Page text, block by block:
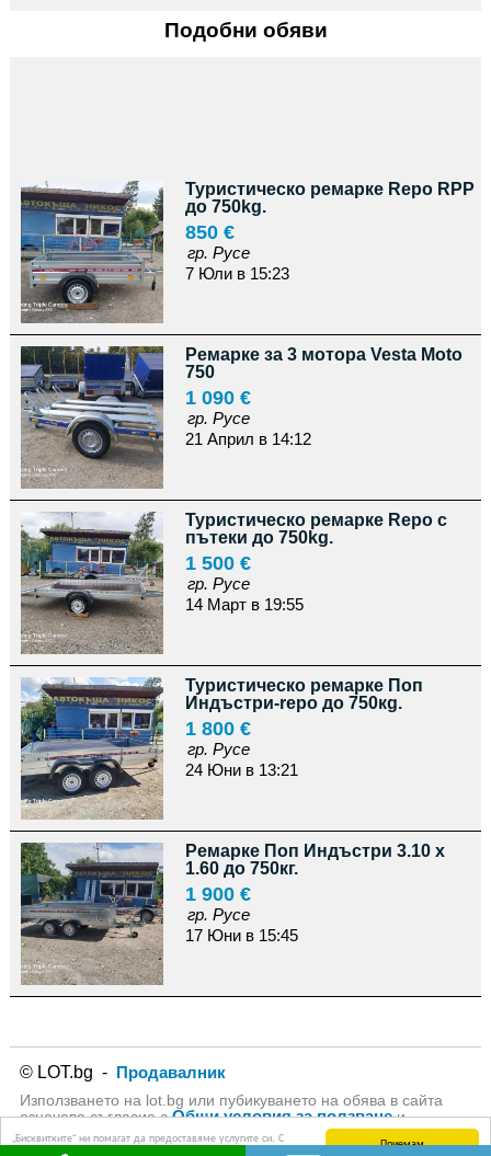
Приемам
„Бисквитките“ ни помагат да предоставяме услугите си. С
Подобни обяви
Туристическо ремарке Repo RPP
до 750kg.
850 €
гр. Русе
7 Юли в 15:23
Ремарке за 3 мотора Vesta Moto
750
1 090 €
гр. Русе
21 Април в 14:12
Туристическо ремарке Repo с
пътеки до 750kg.
1 500 €
гр. Русе
14 Март в 19:55
Туристическо ремарке Поп
Индъстри-repo до 750кg.
1 800 €
гр. Русе
24 Юни в 13:21
Ремарке Поп Индъстри 3.10 х
1.60 до 750кг.
1 900 €
гр. Русе
17 Юни в 15:45
© LOT.bg - Продавалник
Използването на lot.bg или пубикуването на обява в сайта
означава съгласие сОбщи условия за ползванеи
Политика за личните даннина lot.bg